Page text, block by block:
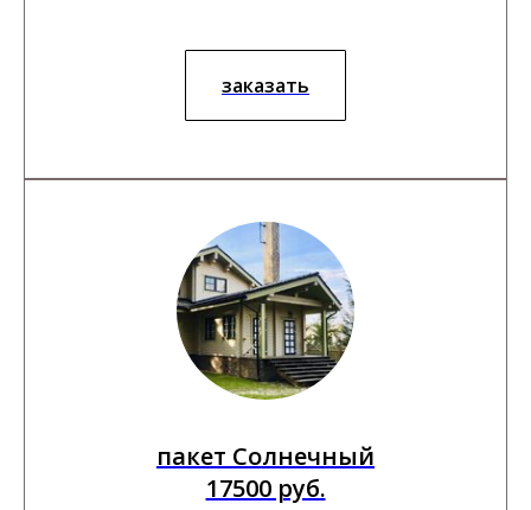
заказать
пакет Солнечный
17500 руб.